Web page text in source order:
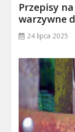
Przepisy
warzywne
24 lipca 2025